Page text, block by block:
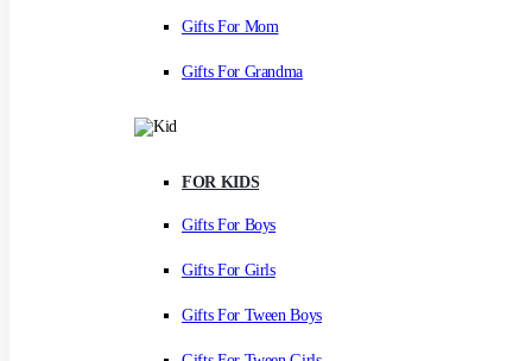
Gifts For Mom
Gifts For Grandma
FOR KIDS
Gifts For Boys
Gifts For Girls
Gifts For Tween Boys